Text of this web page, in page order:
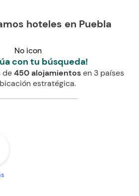
hoteles en Puebla
No icon
con tu búsqueda!
de450 alojamientosen 3 países
estratégica.